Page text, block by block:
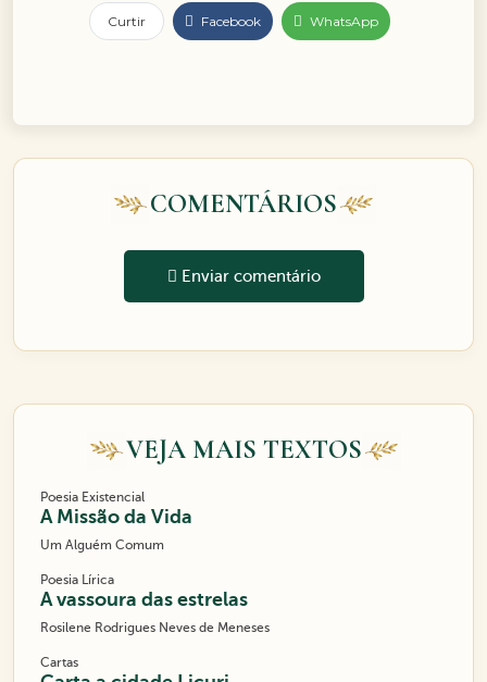
Curtir Facebook WhatsApp
COMENTÁRIOS
Enviar comentário
VEJA MAIS TEXTOS
Poesia Existencial
A Missão da Vida
Um Alguém Comum
Poesia Lírica
A vassoura das estrelas
Rosilene Rodrigues Neves de Meneses
Cartas